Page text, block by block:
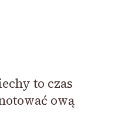
to czas
ową